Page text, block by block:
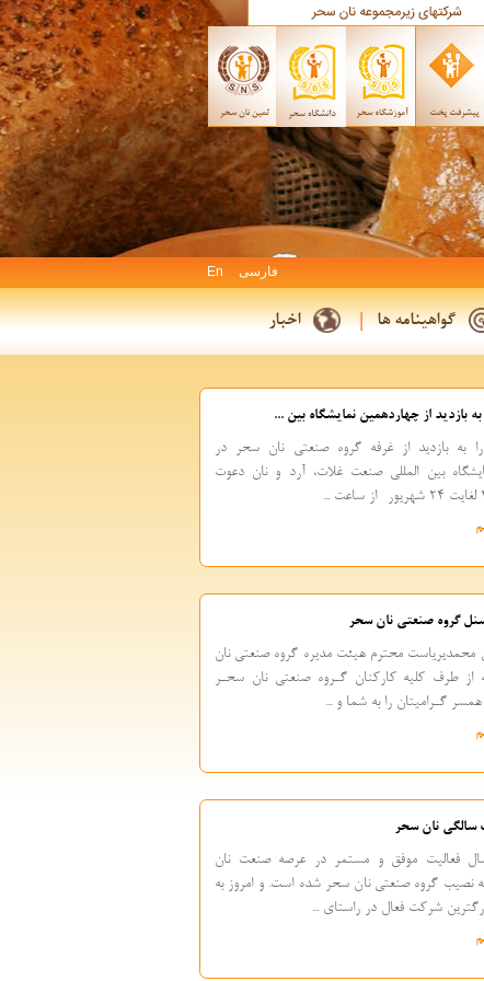
En فارسی
گواهینامه ها اخبار
بازدید از چهاردهمین نمایشگاه بین ...
به بازدید از غرفه گروه صنعتی نان سحر در
بین المللی صنعت غلات، آرد و نان دعوت
گروه صنعتی نان سحر
محترم هیئت مدیره گروه صنعتی نان
از طرف کلیه کارکنان گـروه صنعتی نان سحـر
گـرامیتان را به شما و ...
سالگی نان سحر
فعالیت موفق و مستمر در عرصه صنعت نان
نصیب گروه صنعتی نان سحر شده است. و امروز به
شرکت فعال در راستای ...